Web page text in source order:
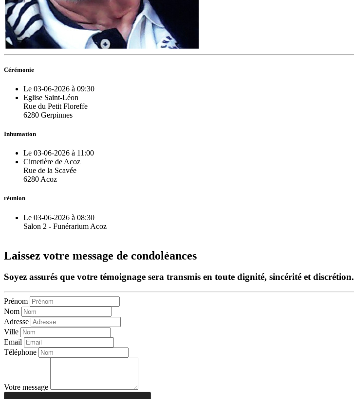
Cérémonie
Le 03-06-2026 à 09:30
Eglise Saint-Léon
Rue du Petit Floreffe
6280 Gerpinnes
Inhumation
Le 03-06-2026 à 11:00
Cimetière de Acoz
Rue de la Scavée
6280 Acoz
réunion
Le 03-06-2026 à 08:30
Salon 2 - Funérarium Acoz
Laissez votre message de condoléances
Soyez assurés que votre témoignage sera transmis en toute dignité, sincérité et discrétion.
Prénom
Nom
Adresse
Ville
Email
Téléphone
Votre message